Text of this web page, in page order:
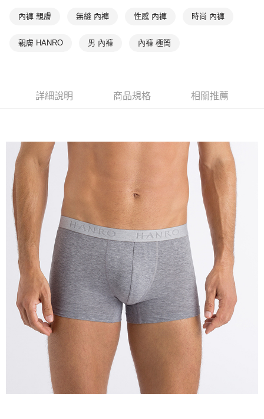
內褲 親膚 無縫 內褲 性感 內褲 時尚 內褲
親膚 HANRO 男 內褲 內褲 極簡
詳細說明 商品規格 相關推薦